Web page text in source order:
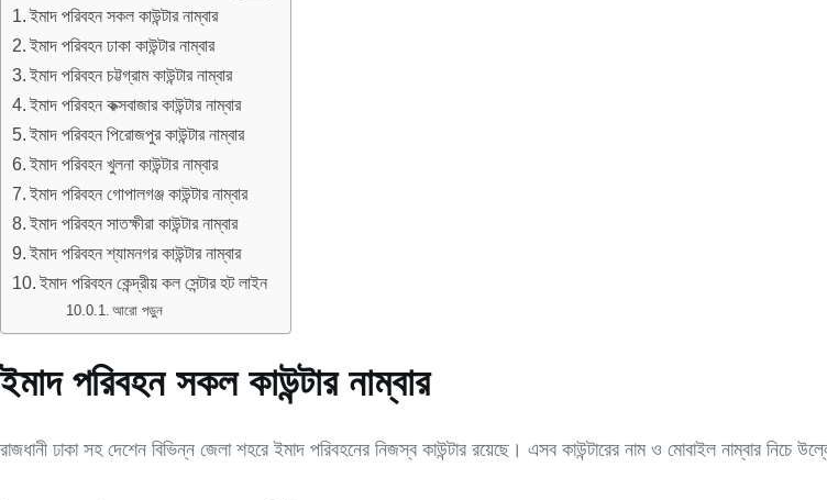
ইমাদ পরিবহন সকল কাউন্টার নাম্বার
ইমাদ পরিবহন ঢাকা কাউন্টার নাম্বার
ইমাদ পরিবহন চট্টগ্রাম কাউন্টার নাম্বার
ইমাদ পরিবহন কক্সবাজার কাউন্টার নাম্বার
ইমাদ পরিবহন পিরোজপুর কাউন্টার নাম্বার
ইমাদ পরিবহন খুলনা কাউন্টার নাম্বার
ইমাদ পরিবহন গোপালগঞ্জ কাউন্টার নাম্বার
ইমাদ পরিবহন সাতক্ষীরা কাউন্টার নাম্বার
ইমাদ পরিবহন শ্যামনগর কাউন্টার নাম্বার
ইমাদ পরিবহন কেন্দ্রীয় কল সেন্টার হট লাইন
আরো পড়ুন
ইমাদ পরিবহন সকল কাউন্টার নাম্বার
রাজধানী ঢাকা সহ দেশেন বিভিন্ন জেলা শহরে ইমাদ পরিবহনের নিজস্ব কাউন্টার রয়েছে। এসব কাউন্টারের নাম ও মোবাইল নাম্বার নিচে